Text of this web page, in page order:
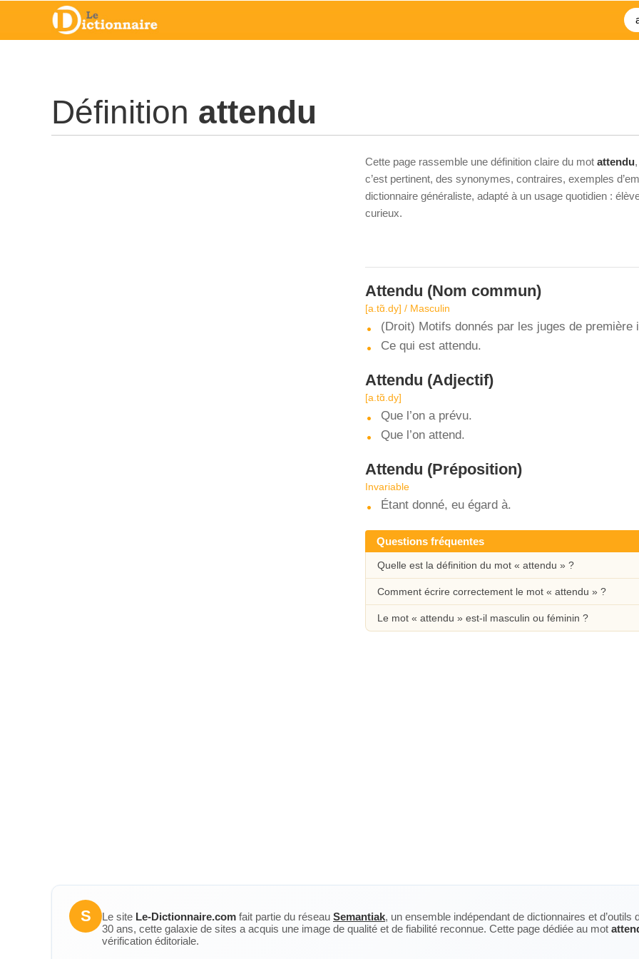
Définition attendu
Cette page rassemble une définition claire du mot attendu
c’est pertinent, des synonymes, contraires, exemples
dictionnaire généraliste, adapté à un usage quotidien :
curieux.
Attendu (Nom commun)
[a.tɑ̃.dy] / Masculin
(Droit) Motifs donnés par les juges de première
Ce qui est attendu.
Attendu (Adjectif)
[a.tɑ̃.dy]
Que l’on a prévu.
Que l’on attend.
Attendu (Préposition)
Invariable
Étant donné, eu égard à.
Questions fréquentes
Quelle est la définition du mot « attendu » ?
Comment écrire correctement le mot « attendu » ?
Le mot « attendu » est-il masculin ou féminin ?
S Le site Le-Dictionnaire.com fait partie du réseau Semantiak, un ensemble indépendant de dictionnaires et
30 ans, cette galaxie de sites a acquis une image de qualité et de fiabilité reconnue. Cette page dédiée au mot
vérification éditoriale.